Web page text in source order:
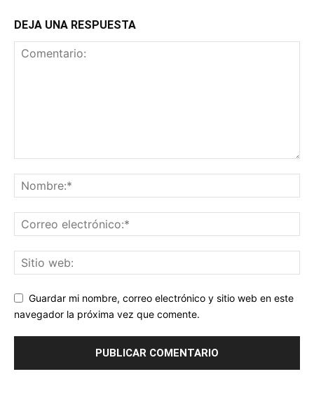
DEJA UNA RESPUESTA
Guardar mi nombre, correo electrónico y sitio web en este
navegador la próxima vez que comente.